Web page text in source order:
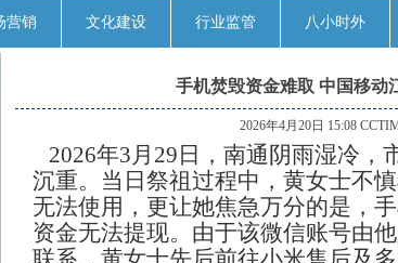
营销 文化建设 行业监管 八小时外
手机焚毁资金难取 中国移动
2026年4月20日 15:08
2026年3月29日，南通阴雨湿冷，
沉重。当日祭祖过程中，黄女士不
无法使用，更让她焦急万分的是，
资金无法提现。由于该微信账号由